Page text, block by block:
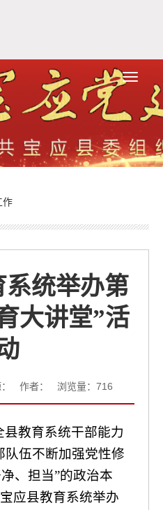
作
统举办第
大讲堂”活
作者： 浏览量： 716
县教育系统干部能力
队伍不断加强党性修
、担当”的政治本
应县教育系统举办